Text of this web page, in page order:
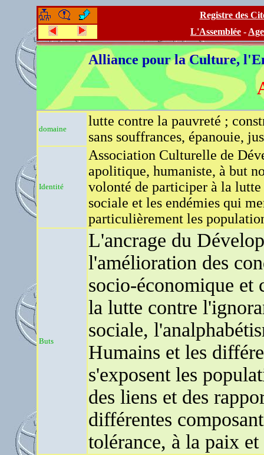
Registre des
L'Assemblée -
Alliance pour la Culture,
domaine
lutte contre la pauvreté ;
sans souffrances, épanouie,
Identité
Association Culturelle de
apolitique, humaniste, à but
volonté de participer à la
sociale et les endémies qui
particulièrement les
Buts
L'ancrage du
l'amélioration des
socio-économique et
la lutte contre
sociale,
Humains et les
s'exposent les
des liens et des
différentes
tolérance, à la paix